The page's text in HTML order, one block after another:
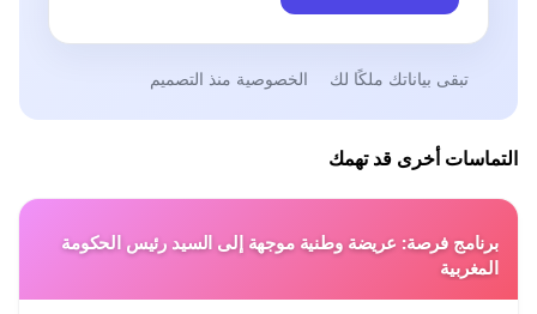
تبقى بياناتك ملكًا لك الخصوصية منذ التصميم
التماسات أخرى قد تهمك
برنامج فرصة: عريضة وطنية موجهة إلى السيد رئيس الحكومة
المغربية